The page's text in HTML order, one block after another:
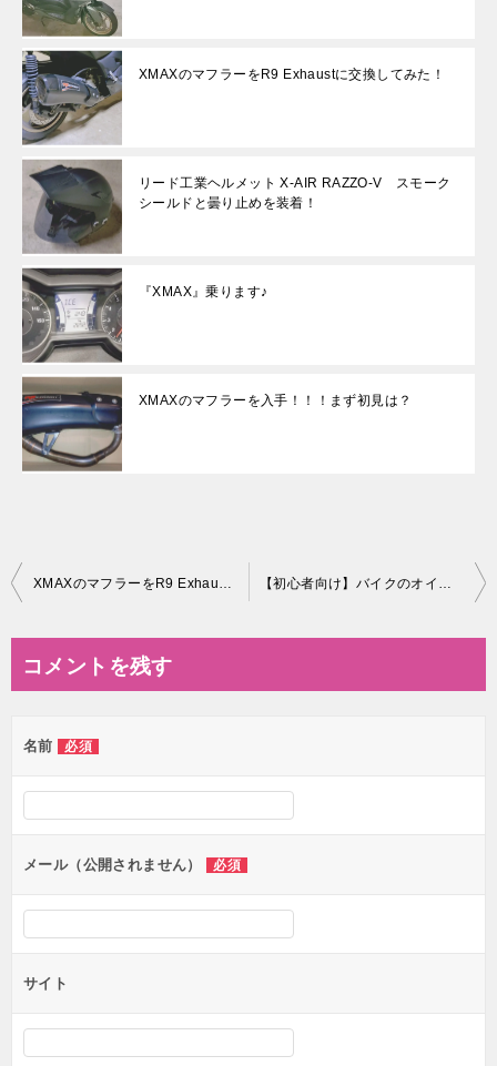
XMAXのマフラーをR9 Exhaustに交換してみた！
リード工業ヘルメット X-AIR RAZZO-V スモーク
シールドと曇り止めを装着！
『XMAX』乗ります♪
XMAXのマフラーを入手！！！まず初見は？
投
ビ
ー
シ
ン
XMAXのマフラーをR9 Exhaustに交換してみた！ 【初心者向け】バイクのオイル交換方法｜必要な工具と交換手順を写真付きで紹介
コメントを残す
名前 必須
メール（公開されません） 必須
サイト